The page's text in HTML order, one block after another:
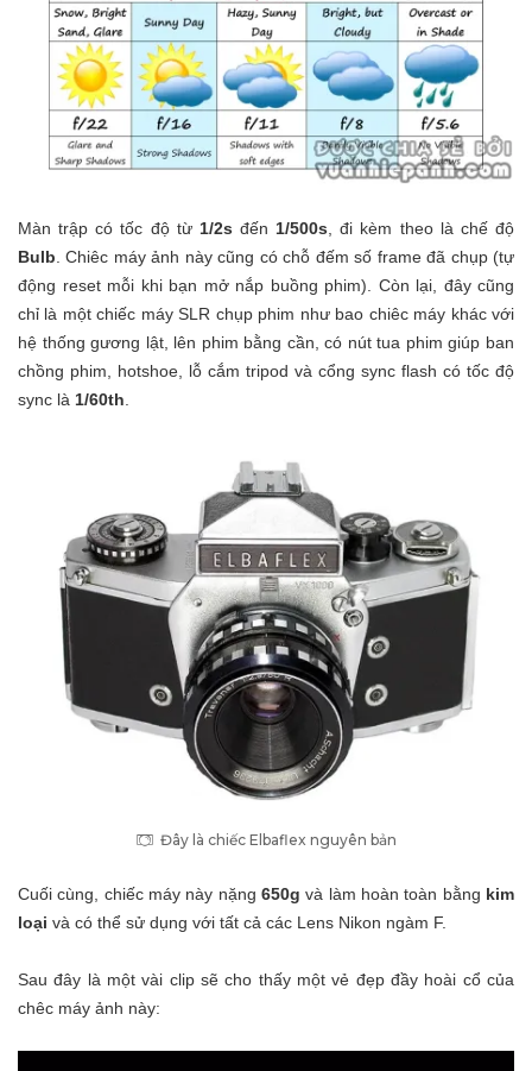
Màn trập có tốc độ từ 1/2s đến 1/500s , đi kèm theo là chế độ
Bulb . Chiêc máy ảnh này cũng có chỗ đếm số frame đã chụp (tự
động reset mỗi khi bạn mở nắp buồng phim). Còn lại, đây cũng
chỉ là một chiếc máy SLR chụp phim như bao chiêc máy khác với
hệ thống gương lật, lên phim bằng cần, có nút tua phim giúp ban
chồng phim, hotshoe, lỗ cắm tripod và cổng sync flash có tốc độ
sync là 1/60th
Đây là chiếc Elbaflex nguyên bản
Cuối cùng, chiếc máy này nặng 650g và làm hoàn toàn bằng kim
loại và có thể sử dụng với tất cả các Lens Nikon ngàm F.
Sau đây là một vài clip sẽ cho thấy một vẻ đẹp đầy hoài cổ của
chêc máy ảnh này: